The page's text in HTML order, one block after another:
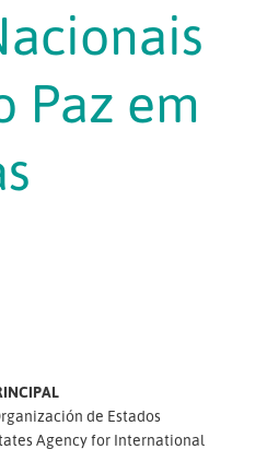
Paz em
de Estados
Agency for International